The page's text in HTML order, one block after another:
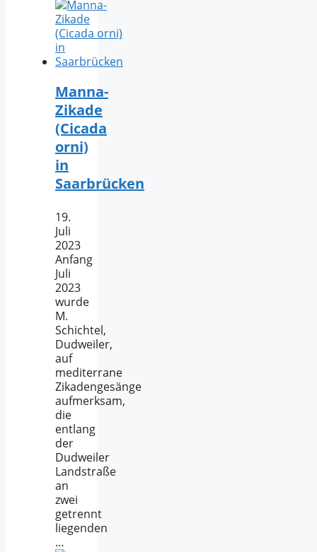
Manna-
Zikade
(Cicada
orni)
in
Saarbrücken
19.
Juli
2023
Anfang
Juli
2023
wurde
M.
Schichtel,
Dudweiler,
auf
mediterrane
Zikadengesänge
aufmerksam,
die
entlang
der
Dudweiler
Landstraße
an
zwei
getrennt
liegenden
…